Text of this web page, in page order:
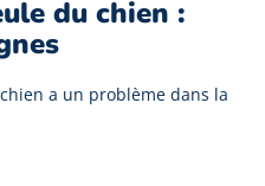
du chien :
a un problème dans la